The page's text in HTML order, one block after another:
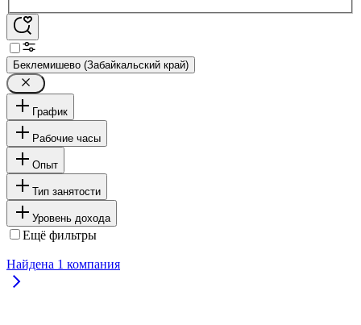
Беклемишево (Забайкальский край)
График
Рабочие часы
Опыт
Тип занятости
Уровень дохода
Ещё фильтры
Найдена 1 компания